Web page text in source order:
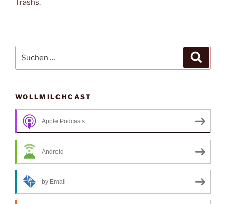
Trashs.
nach:
WOLLMILCHCAST
Apple Podcasts
Android
by Email